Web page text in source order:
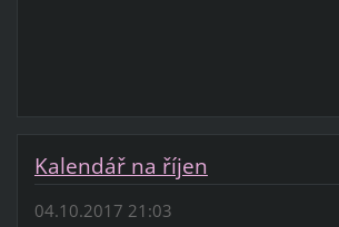
Kalendář na říjen
04.10.2017 21:03